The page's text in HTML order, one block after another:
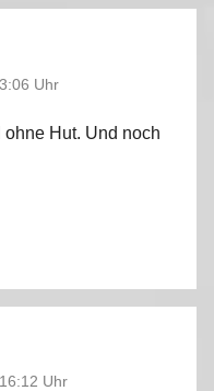
Uhr
Hut. Und noch
Uhr